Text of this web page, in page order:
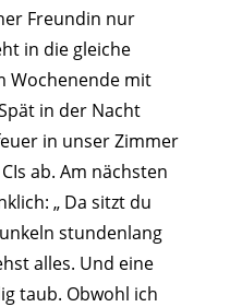
Freundin nur
in die gleiche
Wochenende mit
in der Nacht
in unser Zimmer
ab. Am nächsten
„ Da sitzt du
stundenlang
alles. Und eine
taub. Obwohl ich